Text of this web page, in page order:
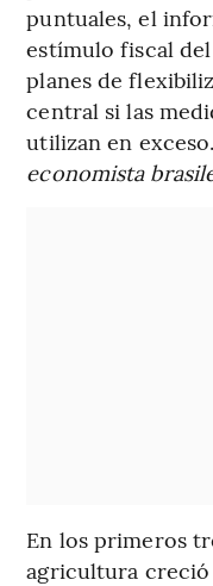
puntuales, el
estímulo fiscal
planes de
central si las
utilizan en exceso.
economista
En los primeros
agricultura creció